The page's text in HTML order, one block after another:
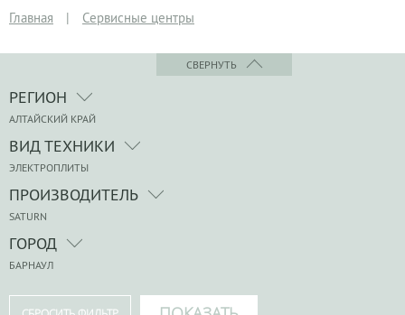
Главная | Сервисные центры
СВЕРНУТЬ
РЕГИОН
АЛТАЙСКИЙ КРАЙ
ВИД ТЕХНИКИ
ЭЛЕКТРОПЛИТЫ
ПРОИЗВОДИТЕЛЬ
SATURN
ГОРОД
БАРНАУЛ